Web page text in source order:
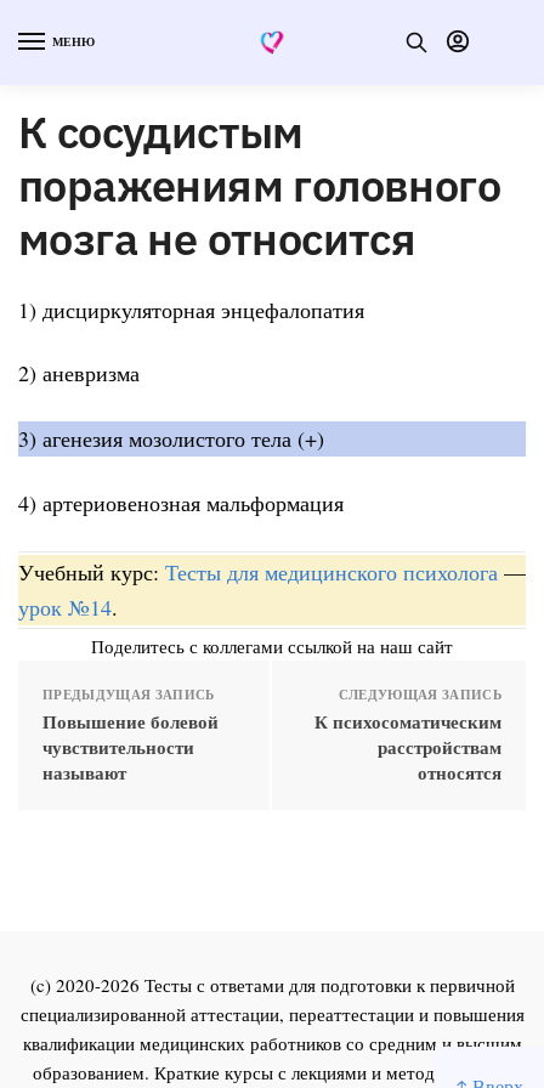
МЕНЮ
К сосудистым
поражениям головного
мозга не относится
1) дисциркуляторная энцефалопатия
2) аневризма
3) агенезия мозолистого тела (+)
4) артериовенозная мальформация
Учебный курс: Тесты для медицинского психолога —
урок №14.
Поделитесь с коллегами ссылкой на наш сайт
ПРЕДЫДУЩАЯ ЗАПИСЬ
Повышение болевой
чувствительности
называют
СЛЕДУЮЩАЯ ЗАПИСЬ
К психосоматическим
расстройствам
относятся
(c) 2020-2026 Тесты с ответами для подготовки к первичной
специализированной аттестации, переаттестации и повышения
квалификации медицинских работников со средним и высшим
образованием. Краткие курсы с лекциями и методическими